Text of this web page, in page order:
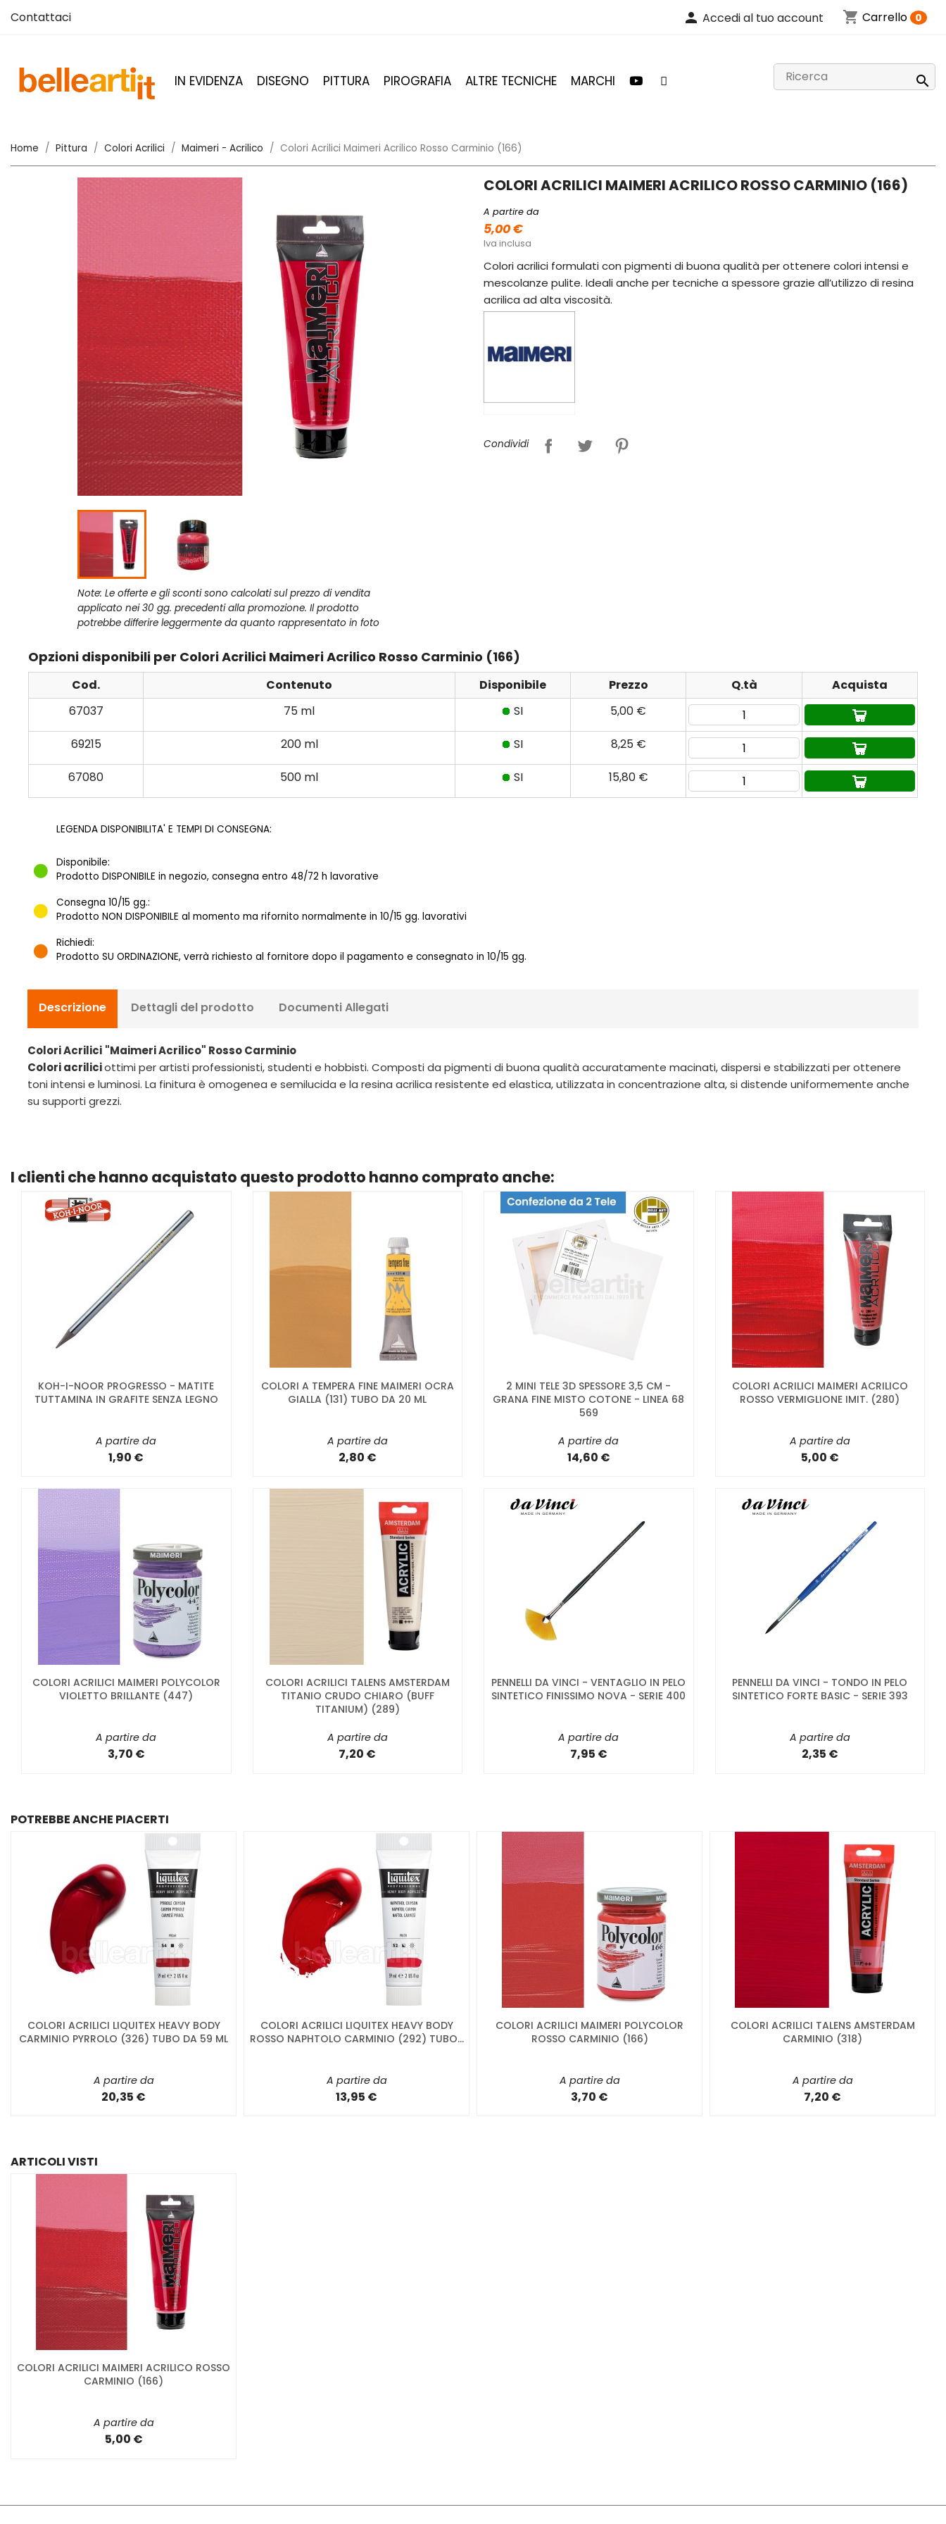
Contattaci person Accedi al tuo account shopping_cart Carrello 0
IN EVIDENZA DISEGNO PITTURA PIROGRAFIA ALTRE TECNICHE MARCHI 
Home Pittura Colori Acrilici Maimeri - Acrilico Colori Acrilici Maimeri Acrilico Rosso Carminio (166)
Note: Le offerte e gli sconti sono calcolati sul prezzo di vendita
applicato nei 30 gg. precedenti alla promozione. Il prodotto
potrebbe differire leggermente da quanto rappresentato in foto
COLORI ACRILICI MAIMERI ACRILICO ROSSO CARMINIO (166)
A partire da
5,00 €
Iva inclusa
Colori acrilici formulati con pigmenti di buona qualità per ottenere colori intensi e
mescolanze pulite. Ideali anche per tecniche a spessore grazie all’utilizzo di resina
acrilica ad alta viscosità.
Condividi
Opzioni disponibili per Colori Acrilici Maimeri Acrilico Rosso Carminio (166)
Cod. Contenuto Disponibile Prezzo Q.tà
Acquista
67037
75 ml SI 5,00 €
69215 200 ml SI 8,25 €
67080 500 ml SI 15,80 €
LEGENDA DISPONIBILITA' E TEMPI DI CONSEGNA:
Disponibile:
Prodotto DISPONIBILE in negozio, consegna entro 48/72 h lavorative
Consegna 10/15 gg.:
Prodotto NON DISPONIBILE al momento ma rifornito normalmente in 10/15 gg. lavorativi
Richiedi:
Prodotto SU ORDINAZIONE, verrà richiesto al fornitore dopo il pagamento e consegnato in 10/15 gg.
Descrizione Dettagli del prodotto Documenti Allegati
Colori Acrilici "Maimeri Acrilico" Rosso Carminio
Colori acriliciottimi per artisti professionisti, studenti e hobbisti. Composti da pigmenti di buona qualità accuratamente macinati, dispersi e stabilizzati per ottenere
toni intensi e luminosi. La finitura è omogenea e semilucida e la resina acrilica resistente ed elastica, utilizzata in concentrazione alta, si distende uniformemente anche
su supporti grezzi.
I clienti che hanno acquistato questo prodotto hanno comprato anche:
KOH-I-NOOR PROGRESSO - MATITE
TUTTAMINA IN GRAFITE SENZA LEGNO
A partire da
1,90 €
COLORI A TEMPERA FINE MAIMERI OCRA
GIALLA (131) TUBO DA 20 ML
A partire da
2,80 €
2 MINI TELE 3D SPESSORE 3,5 CM -
GRANA FINE MISTO COTONE - LINEA 68
569
A partire da
14,60 €
COLORI ACRILICI MAIMERI ACRILICO
ROSSO VERMIGLIONE IMIT. (280)
A partire da
5,00 €
COLORI ACRILICI MAIMERI POLYCOLOR
VIOLETTO BRILLANTE (447)
A partire da
3,70 €
COLORI ACRILICI TALENS AMSTERDAM
TITANIO CRUDO CHIARO (BUFF
TITANIUM) (289)
A partire da
7,20 €
PENNELLI DA VINCI - VENTAGLIO IN PELO
SINTETICO FINISSIMO NOVA - SERIE 400
A partire da
7,95 €
PENNELLI DA VINCI - TONDO IN PELO
SINTETICO FORTE BASIC - SERIE 393
A partire da
2,35 €
POTREBBE ANCHE PIACERTI
COLORI ACRILICI LIQUITEX HEAVY BODY
CARMINIO PYRROLO (326) TUBO DA 59 ML
A partire da
20,35 €
COLORI ACRILICI LIQUITEX HEAVY BODY
ROSSO NAPHTOLO CARMINIO (292) TUBO...
A partire da
13,95 €
COLORI ACRILICI MAIMERI POLYCOLOR
ROSSO CARMINIO (166)
A partire da
3,70 €
COLORI ACRILICI TALENS AMSTERDAM
CARMINIO (318)
A partire da
7,20 €
ARTICOLI VISTI
COLORI ACRILICI MAIMERI ACRILICO ROSSO
CARMINIO (166)
A partire da
5,00 €